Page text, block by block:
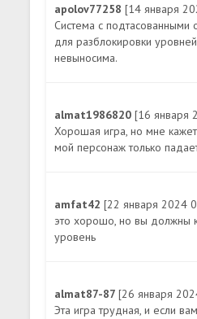
apolov77258[14 января
Система с подтасованными
для разблокировки
невыносима.
almat1986820[16 января
Хорошая игра, но мне
мой персонаж только
amfat42[22 января 2024
это хорошо, но вы должны
уровень
almat87-87[26 января
Эта игра трудная, и если